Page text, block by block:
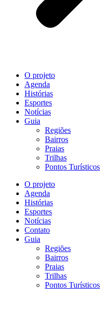
O projeto
Agenda
Histórias
Esportes
Notícias
Guia
Regiões
Bairros
Praias
Trilhas
Pontos Turísticos
O projeto
Agenda
Histórias
Esportes
Notícias
Contato
Guia
Regiões
Bairros
Praias
Trilhas
Pontos Turísticos